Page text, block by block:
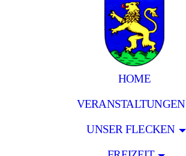
HOME
VERANSTALTUNGEN
UNSER FLECKEN